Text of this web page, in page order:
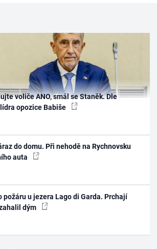
voliče ANO, smál se Staněk. Dle
opozice Babiše
do domu. Při nehodě na Rychnovsku
auta
požáru u jezera Lago di Garda. Prchají
dým